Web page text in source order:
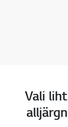
Vali